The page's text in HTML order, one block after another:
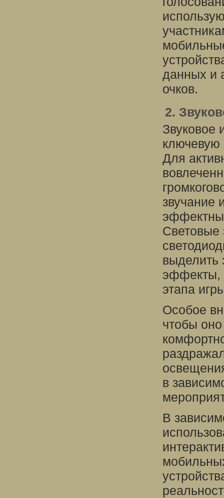
данных и
очков.
2.
Звуковое
ключевую
Для
звучание
Световые
выделить
эффекты,
этапа
Особое
чтобы
в
В